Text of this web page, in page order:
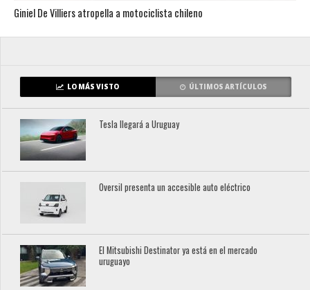
Giniel De Villiers atropella a motociclista chileno
LO MÁS VISTO ÚLTIMOS ARTÍCULOS
Tesla llegará a Uruguay
Oversil presenta un accesible auto eléctrico
El Mitsubishi Destinator ya está en el mercado
uruguayo